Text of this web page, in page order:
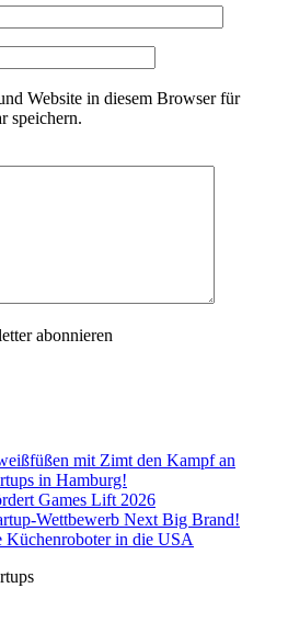
Website in diesem Browser für
speichern.
abonnieren
mit Zimt den Kampf an
in Hamburg!
Games Lift 2026
Wettbewerb Next Big Brand!
Küchenroboter in die USA